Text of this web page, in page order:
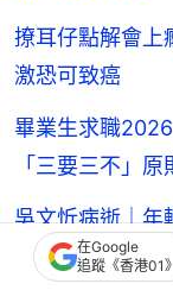
撩耳仔點解會上
激恐可致癌
畢業生求職
「三要三不」原
吳文忻病逝｜
高危族群在Google
追蹤《香港01》